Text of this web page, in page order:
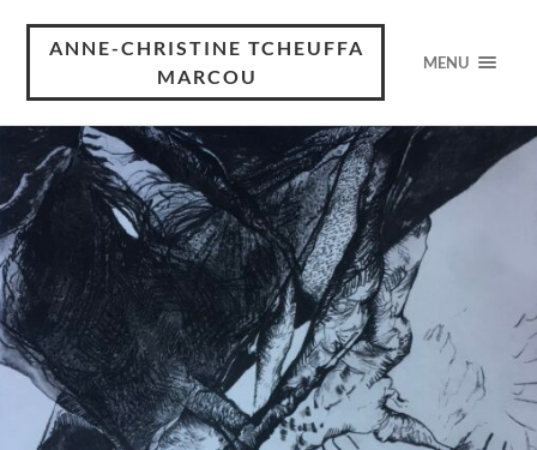
ANNE-CHRISTINE TCHEUFFA
MARCOU
MENU